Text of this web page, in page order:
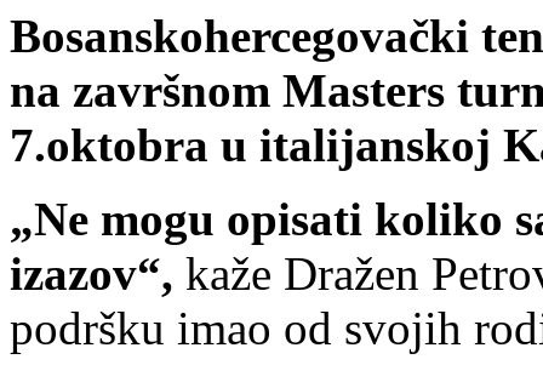
Bosanskohercegovački
na završnom Masters
7.oktobra u italijanskoj
„Ne mogu opisati koliko
izazov“, kaže Dražen
podršku imao od svojih